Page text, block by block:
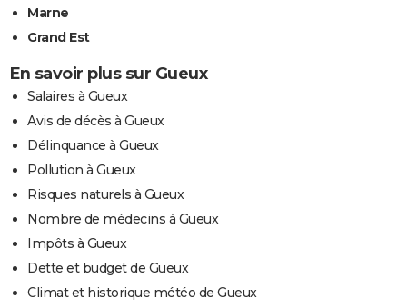
Marne
Grand Est
En savoir plus sur Gueux
Salaires à Gueux
Avis de décès à Gueux
Délinquance à Gueux
Pollution à Gueux
Risques naturels à Gueux
Nombre de médecins à Gueux
Impôts à Gueux
Dette et budget de Gueux
Climat et historique météo de Gueux